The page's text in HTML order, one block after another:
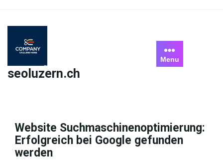
content
seoluzern.ch
Menu
Website Suchmaschinenoptimierung:
Erfolgreich bei Google gefunden
werden